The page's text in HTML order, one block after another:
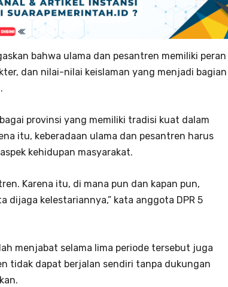
bahwa ulama dan pesantren memiliki peran
dan nilai-nilai keislaman yang menjadi bagian
provinsi yang memiliki tradisi kuat dalam
itu, keberadaan ulama dan pesantren harus
kehidupan masyarakat.
Karena itu, di mana pun dan kapan pun,
dijaga kelestariannya,” kata anggota DPR 5
menjabat selama lima periode tersebut juga
tidak dapat berjalan sendiri tanpa dukungan